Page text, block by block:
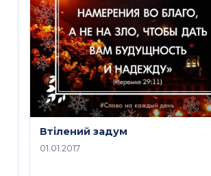
Втілений задум
01.01.2017